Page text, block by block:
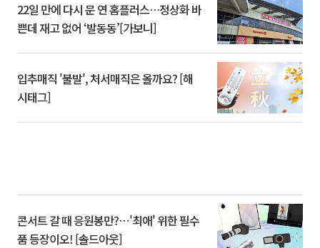
22일 만에 다시 문 연 홈플러스…정상화 바
쁜데 재고 없어 ‘발동동’[가보니]
입추매직 '불발', 처서매직은 올까요? [해
시태그]
콘서트 갈 때 응원봉만?⋯'최애' 위한 필수
품 등장이오! [솔드아웃]